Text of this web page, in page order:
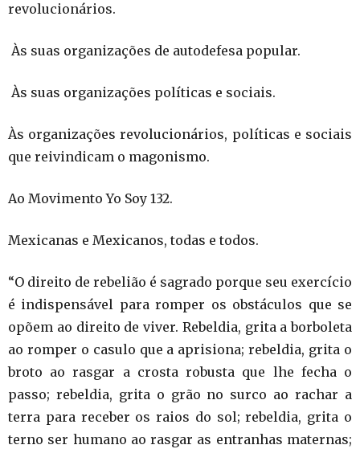
revolucionários.
Às suas organizações de autodefesa popular.
Às suas organizações políticas e sociais.
Às organizações revolucionários, políticas e sociais
que reivindicam o magonismo.
Ao Movimento Yo Soy 132.
Mexicanas e Mexicanos, todas e todos.
“O direito de rebelião é sagrado porque seu exercício
é indispensável para romper os obstáculos que se
opõem ao direito de viver. Rebeldia, grita a borboleta
ao romper o casulo que a aprisiona; rebeldia, grita o
broto ao rasgar a crosta robusta que lhe fecha o
passo; rebeldia, grita o grão no surco ao rachar a
terra para receber os raios do sol; rebeldia, grita o
terno ser humano ao rasgar as entranhas maternas;